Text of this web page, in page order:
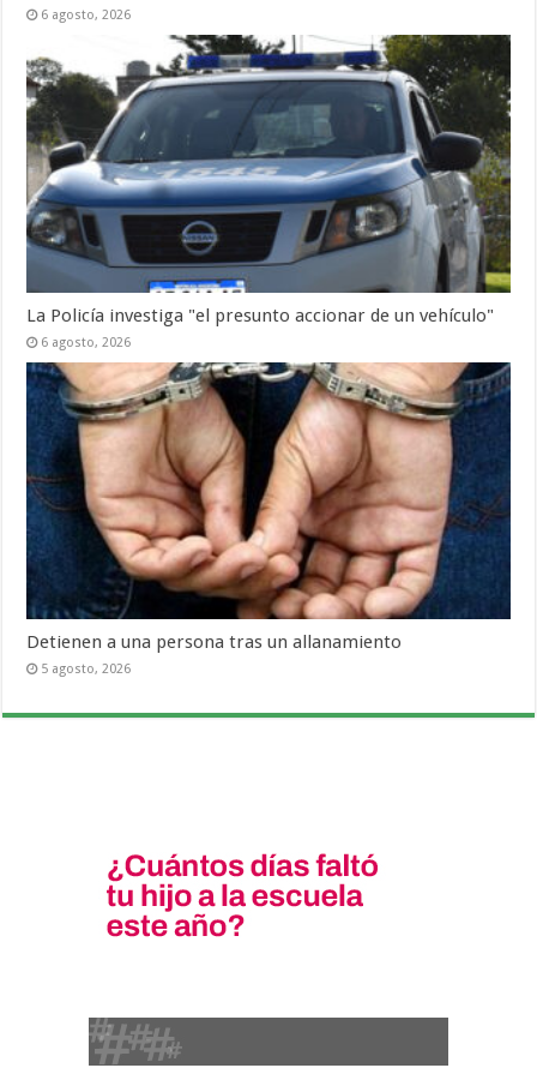
6 agosto, 2026
La Policía investiga "el presunto accionar de un vehículo"
6 agosto, 2026
Detienen a una persona tras un allanamiento
5 agosto, 2026